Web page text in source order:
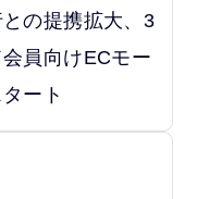
との提携拡大、3
員向けECモー
ート